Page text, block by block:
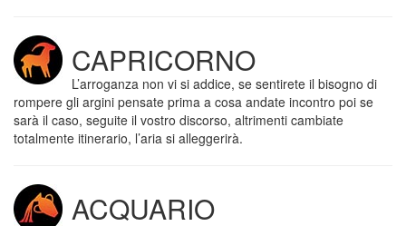
CAPRICORNO
L’arroganza non vi si addice, se sentirete il bisogno di
rompere gli argini pensate prima a cosa andate incontro poi se
sarà il caso, seguite il vostro discorso, altrimenti cambiate
totalmente itinerario, l’aria si alleggerirà.
ACQUARIO